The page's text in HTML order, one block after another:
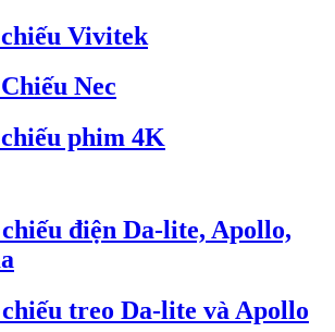
Vivitek
Nec
phim 4K
điện Da-lite, Apollo,
treo Da-lite và Apollo